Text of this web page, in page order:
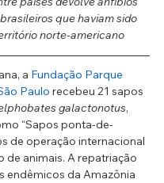
que haviam sido
norte-americano
a Fundação Parque
Paulo recebeu 21 sapos
galactonotus,
“Sapos ponta-de-
de operação internacional
de animais. A repatriação
endêmicos da Amazônia